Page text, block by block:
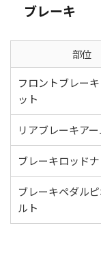
ブレーキ
部位
フロントブレー
ット
リアブレーキア
ブレーキロッド
ブレーキペダル
ルト